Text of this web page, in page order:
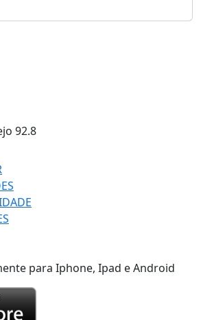
92.8
para Iphone, Ipad e Android